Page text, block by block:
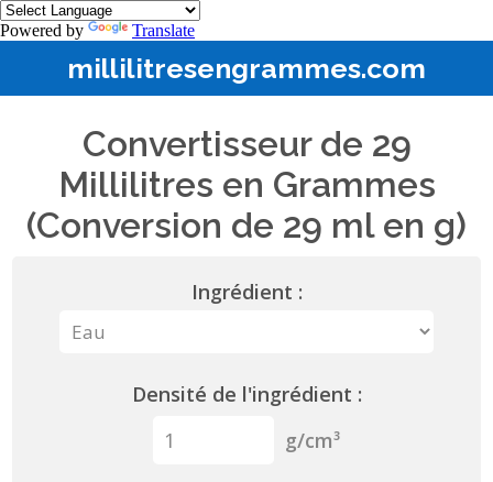
Powered by Translate
millilitresengrammes.com
Convertisseur de 29
Millilitres en Grammes
(Conversion de 29 ml en g)
Ingrédient :
Densité de l'ingrédient :
g/cm³